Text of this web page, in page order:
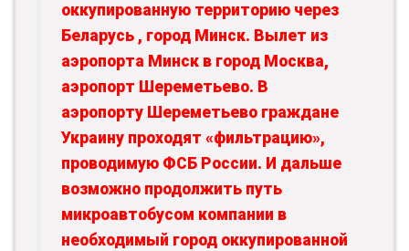
оккупированную территорию через
Беларусь , город Минск. Вылет из
аэропорта Минск в город Москва,
аэропорт Шереметьево. В
аэропорту Шереметьево граждане
Украину проходят «фильтрацию»,
проводимую ФСБ России. И дальше
возможно продолжить путь
микроавтобусом компании в
необходимый город оккупированной